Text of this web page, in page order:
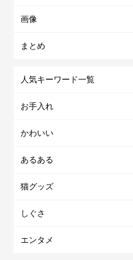
画像
まとめ
人気キーワード一覧
お手入れ
かわいい
あるある
猫グッズ
しぐさ
エンタメ